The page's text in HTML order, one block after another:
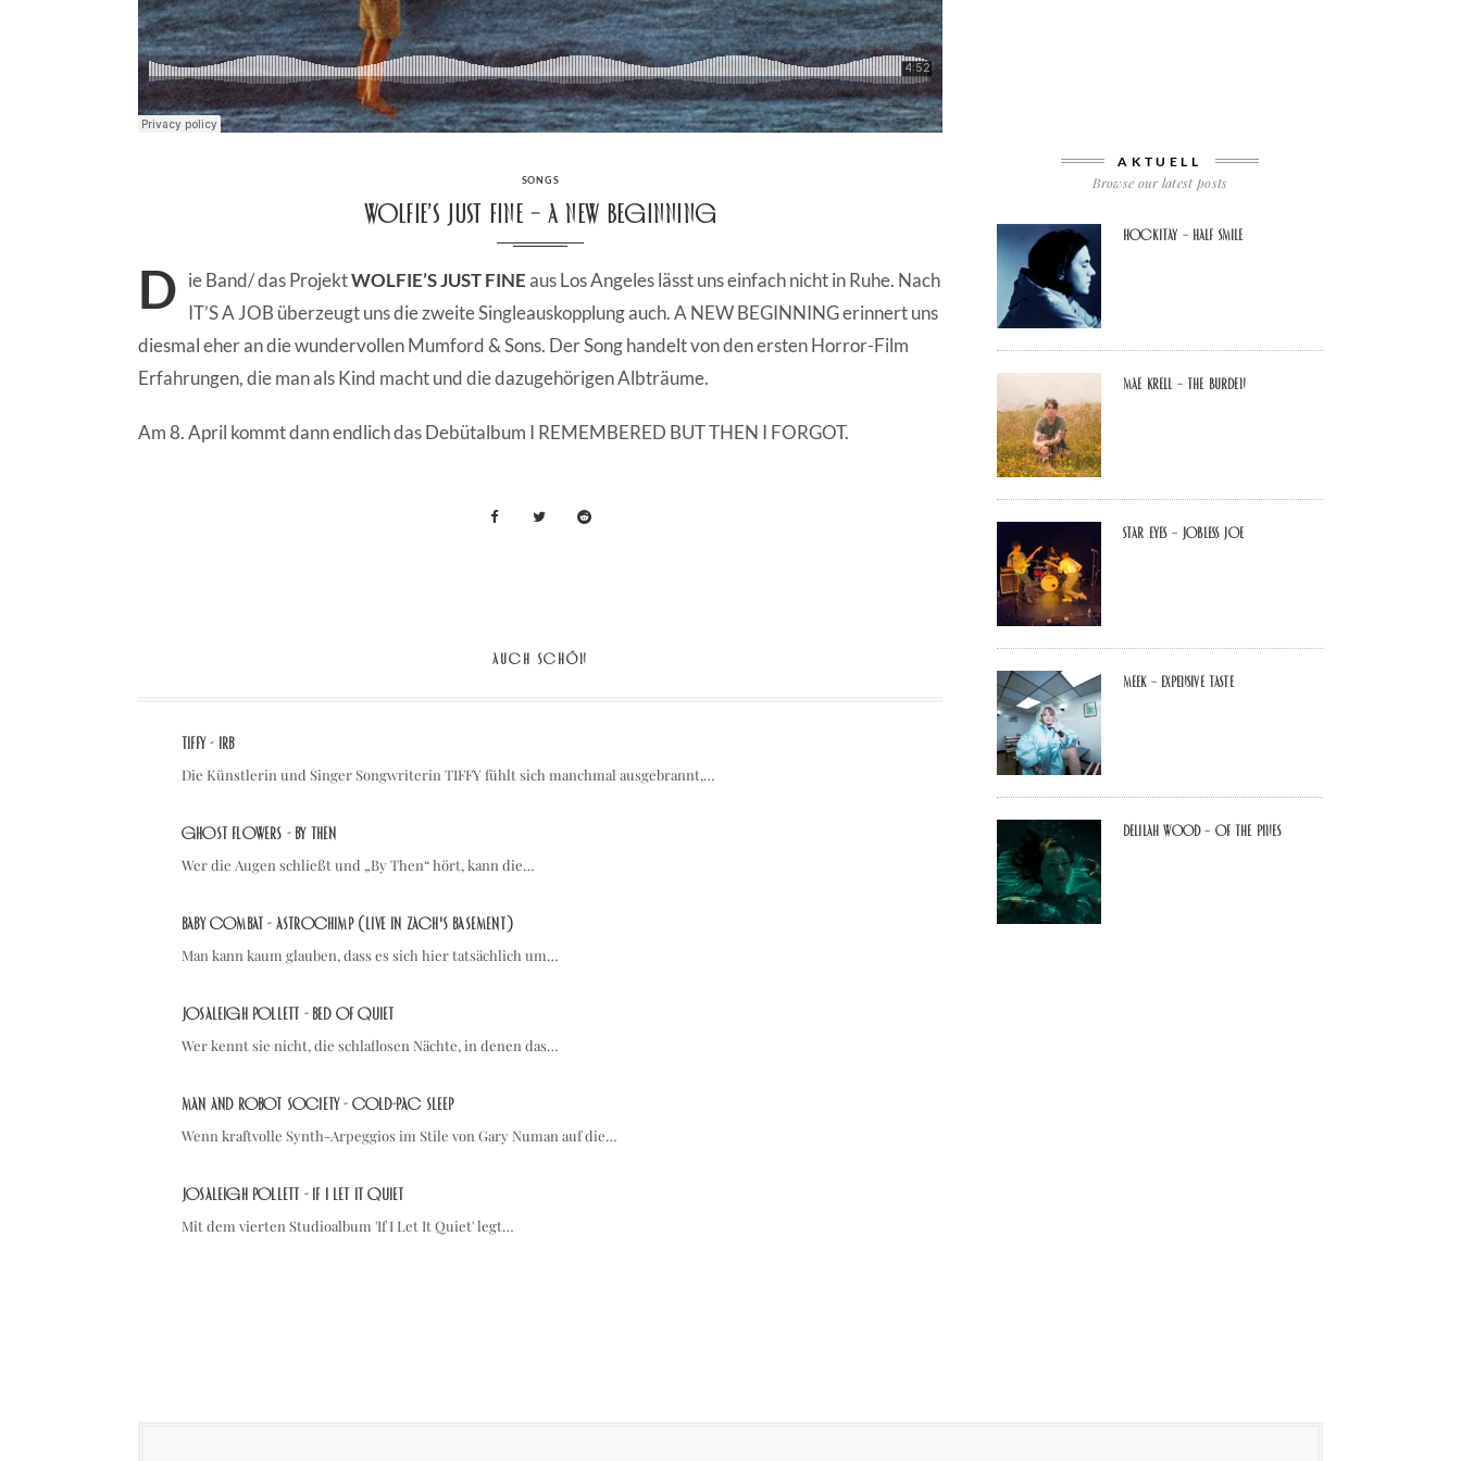
CATEGORIES
SONGS
Wolfie’s Just Fine – A New Beginning
D ie Band/ das ProjektWOLFIE’S JUST FINEaus Los Angeles lässt uns einfach nicht in Ruhe. Nach
IT’S A JOB überzeugt uns die zweite Singleauskopplung auch. A NEW BEGINNING erinnert uns
diesmal eher an die wundervollen Mumford & Sons. Der Song handelt von den ersten Horror-Film
Erfahrungen, die man als Kind macht und die dazugehörigen Albträume.
Am 8. April kommt dann endlich das Debütalbum I REMEMBERED BUT THEN I FORGOT.
AUCH SCHÖN
TIFFY - IRB
Die Künstlerin und Singer Songwriterin TIFFY fühlt sich manchmal ausgebrannt,…
Ghost Flowers - By Then
Wer die Augen schließt und „By Then“ hört, kann die…
Baby Combat - Astrochimp (Live in Zach's Basement)
Man kann kaum glauben, dass es sich hier tatsächlich um…
Josaleigh Pollett - Bed of Quiet
Wer kennt sie nicht, die schlaflosen Nächte, in denen das…
Man And Robot Society - Cold-Pac Sleep
Wenn kraftvolle Synth-Arpeggios im Stile von Gary Numan auf die…
Josaleigh Pollett - If I Let It Quiet
Mit dem vierten Studioalbum 'If I Let It Quiet' legt…
AKTUELL
Browse our latest posts
Hockitay – half smile
Mae Krell – the burden
Star Eyes – Jobless Joe
MEEK – Expensive Taste
Delilah Wood – of the pines